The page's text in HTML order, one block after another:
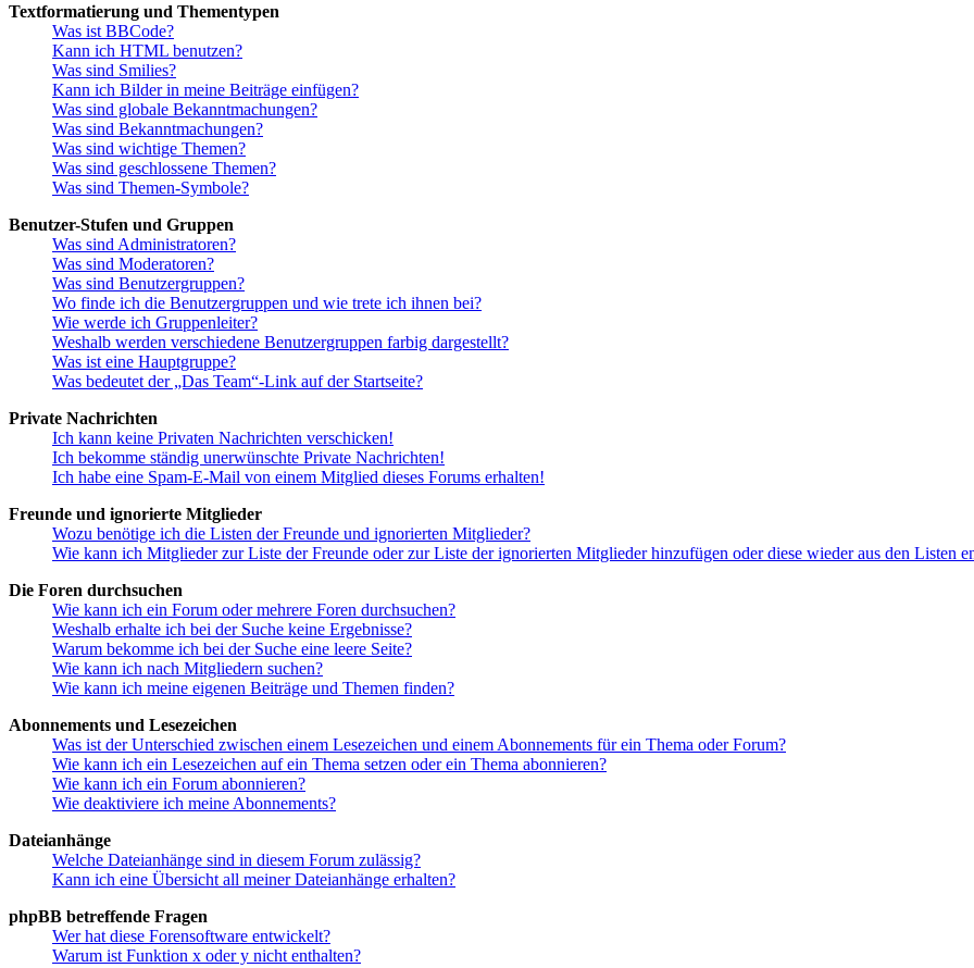
Textformatierung und Thementypen
Was ist BBCode?
Kann ich HTML benutzen?
Was sind Smilies?
Kann ich Bilder in meine Beiträge einfügen?
Was sind globale Bekanntmachungen?
Was sind Bekanntmachungen?
Was sind wichtige Themen?
Was sind geschlossene Themen?
Was sind Themen-Symbole?
Benutzer-Stufen und Gruppen
Was sind Administratoren?
Was sind Moderatoren?
Was sind Benutzergruppen?
Wo finde ich die Benutzergruppen und wie trete ich ihnen bei?
Wie werde ich Gruppenleiter?
Weshalb werden verschiedene Benutzergruppen farbig dargestellt?
Was ist eine Hauptgruppe?
Was bedeutet der „Das Team“-Link auf der Startseite?
Private Nachrichten
Ich kann keine Privaten Nachrichten verschicken!
Ich bekomme ständig unerwünschte Private Nachrichten!
Ich habe eine Spam-E-Mail von einem Mitglied dieses Forums erhalten!
Freunde und ignorierte Mitglieder
Wozu benötige ich die Listen der Freunde und ignorierten Mitglieder?
Wie kann ich Mitglieder zur Liste der Freunde oder zur Liste der ignorierten Mitglieder hinzufügen oder diese wieder aus den Listen
Die Foren durchsuchen
Wie kann ich ein Forum oder mehrere Foren durchsuchen?
Weshalb erhalte ich bei der Suche keine Ergebnisse?
Warum bekomme ich bei der Suche eine leere Seite?
Wie kann ich nach Mitgliedern suchen?
Wie kann ich meine eigenen Beiträge und Themen finden?
Abonnements und Lesezeichen
Was ist der Unterschied zwischen einem Lesezeichen und einem Abonnements für ein Thema oder Forum?
Wie kann ich ein Lesezeichen auf ein Thema setzen oder ein Thema abonnieren?
Wie kann ich ein Forum abonnieren?
Wie deaktiviere ich meine Abonnements?
Dateianhänge
Welche Dateianhänge sind in diesem Forum zulässig?
Kann ich eine Übersicht all meiner Dateianhänge erhalten?
phpBB betreffende Fragen
Wer hat diese Forensoftware entwickelt?
Warum ist Funktion x oder y nicht enthalten?